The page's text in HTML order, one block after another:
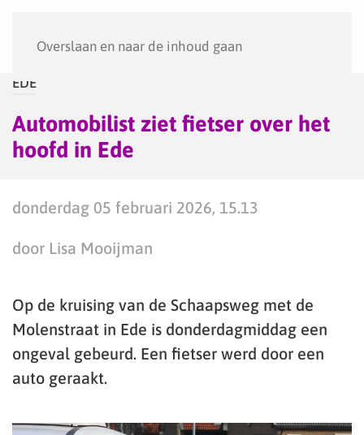
Overslaan en naar de inhoud gaan
EDE
Automobilist ziet fietser over het
hoofd in Ede
donderdag 05 februari 2026, 15.13
door Lisa Mooijman
Op de kruising van de Schaapsweg met de
Molenstraat in Ede is donderdagmiddag een
ongeval gebeurd. Een fietser werd door een
auto geraakt.